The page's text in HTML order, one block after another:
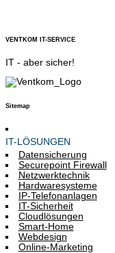
VENTKOM IT-SERVICE
IT - aber sicher!
Sitemap
IT-LÖSUNGEN
Datensicherung
Securepoint Firewall
Netzwerktechnik
Hardwaresysteme
IP-Telefonanlagen
IT-Sicherheit
Cloudlösungen
Smart-Home
Webdesign
Online-Marketing